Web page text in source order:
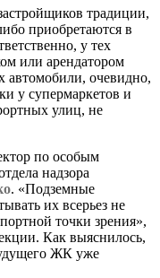
традиции,
приобретаются в
у тех
или арендатором
автомобили, очевидно,
у супермаркетов и
улиц, не
по особым
надзора
. «Подземные
их всерьез не
точки зрения»,
Как выяснилось,
ЖК уже